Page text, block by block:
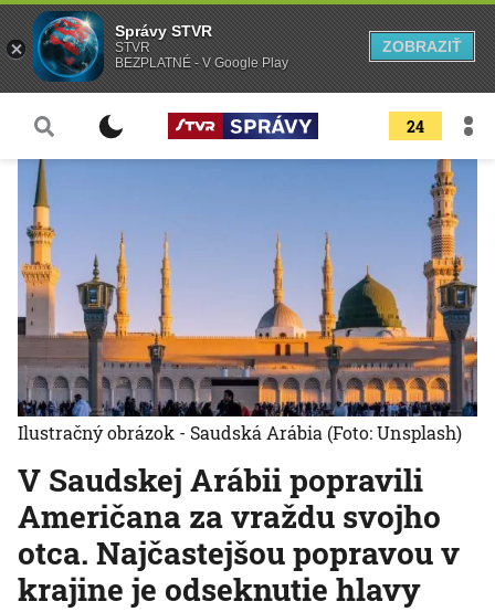
24
V Saudskej Arábii popravili
Američana za vraždu svojho
otca. Najčastejšou popravou v
krajine je odseknutie hlavy
Ilustračný obrázok - Saudská Arábia (Foto: Unsplash)
Správy STVR
STVR
BEZPLATNÉ - V Google Play
ZOBRAZIŤ